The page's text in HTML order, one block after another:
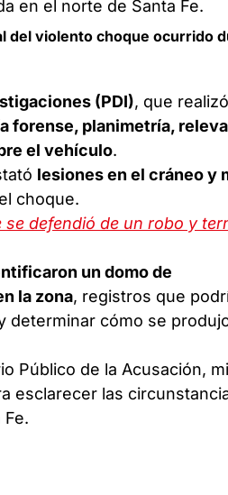
del violento choque ocurrido
(PDI), que realizó
forense, planimetría,
el vehículo.
lesiones en el cráneo y
choque.
defendió de un robo y
un domo de
la zona, registros que
determinar cómo se
Público de la Acusación,
esclarecer las